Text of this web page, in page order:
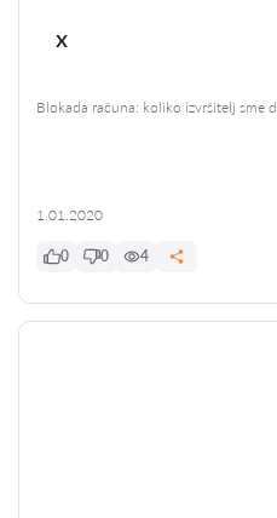
x
Blokada računa: koliko izvršitelj sme
1.01.2020
0 0 4